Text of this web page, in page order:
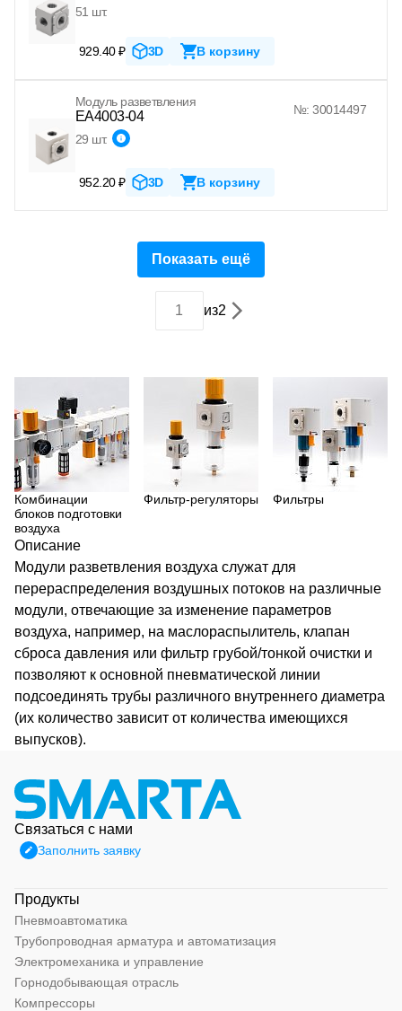
51 шт.
929.40 ₽ 3D В корзину
Модуль разветвления
EA4003-04 №: 30014497
29 шт.
952.20 ₽ 3D В корзину
Показать ещё
из2
Комбинации
блоков подготовки
воздуха
Фильтр-регуляторы Фильтры
Описание
Модули разветвления воздуха служат для
перераспределения воздушных потоков на различные
модули, отвечающие за изменение параметров
воздуха, например, на маслораспылитель, клапан
сброса давления или фильтр грубой/тонкой очистки и
позволяют к основной пневматической линии
подсоединять трубы различного внутреннего диаметра
(их количество зависит от количества имеющихся
выпусков).
Связаться с нами
Заполнить заявку
Продукты
Пневмоавтоматика
Трубопроводная арматура и автоматизация
Электромеханика и управление
Горнодобывающая отрасль
Компрессоры